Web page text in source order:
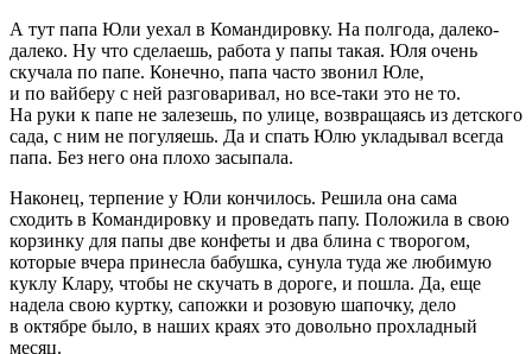
А тут папа Юли уехал в Командировку. На полгода, далеко-
далеко. Ну что сделаешь, работа у папы такая. Юля очень
скучала по папе. Конечно, папа часто звонил Юле,
и по вайберу с ней разговаривал, но все-таки это не то.
На руки к папе не залезешь, по улице, возвращаясь из детского
сада, с ним не погуляешь. Да и спать Юлю укладывал всегда
папа. Без него она плохо засыпала.
Наконец, терпение у Юли кончилось. Решила она сама
сходить в Командировку и проведать папу. Положила в свою
корзинку для папы две конфеты и два блина с творогом,
которые вчера принесла бабушка, сунула туда же любимую
куклу Клару, чтобы не скучать в дороге, и пошла. Да, еще
надела свою куртку, сапожки и розовую шапочку, дело
в октябре было, в наших краях это довольно прохладный
месяц.